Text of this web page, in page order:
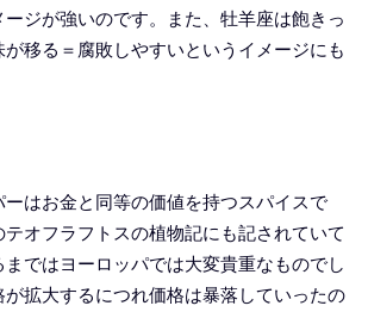
ジが強いのです。また、牡羊座は飽きっ
移る＝腐敗しやすいというイメージにも
はお金と同等の価値を持つスパイスで
オフラフトスの植物記にも記されていて
ではヨーロッパでは大変貴重なものでし
拡大するにつれ価格は暴落していったの